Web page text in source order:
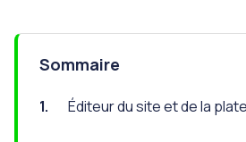
Sommaire
1. Éditeur du site et de la